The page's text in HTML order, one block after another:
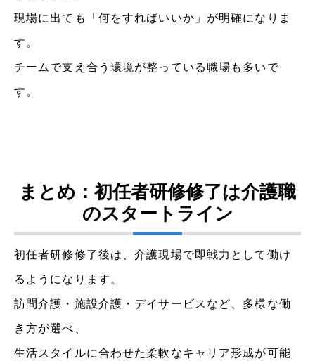
現場に出ても「何をすればいいか」が明確になりま
す。
チームで支え合う環境が整っている職場も多いで
す。
まとめ：初任者研修修了は介護職
のスタートライン
初任者研修修了後は、介護現場で即戦力として働け
るようになります。
訪問介護・施設介護・デイサービスなど、多様な働
き方が選べ、
生活スタイルに合わせた柔軟なキャリア形成が可能